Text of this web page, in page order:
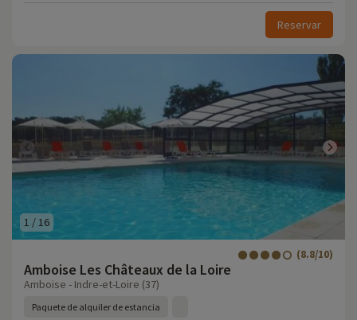
Reservar
1 /16
Amboise Les Châteaux de la Loire
(8.8/10)
Amboise - Indre-et-Loire (37)
Paquete de alquiler de estancia